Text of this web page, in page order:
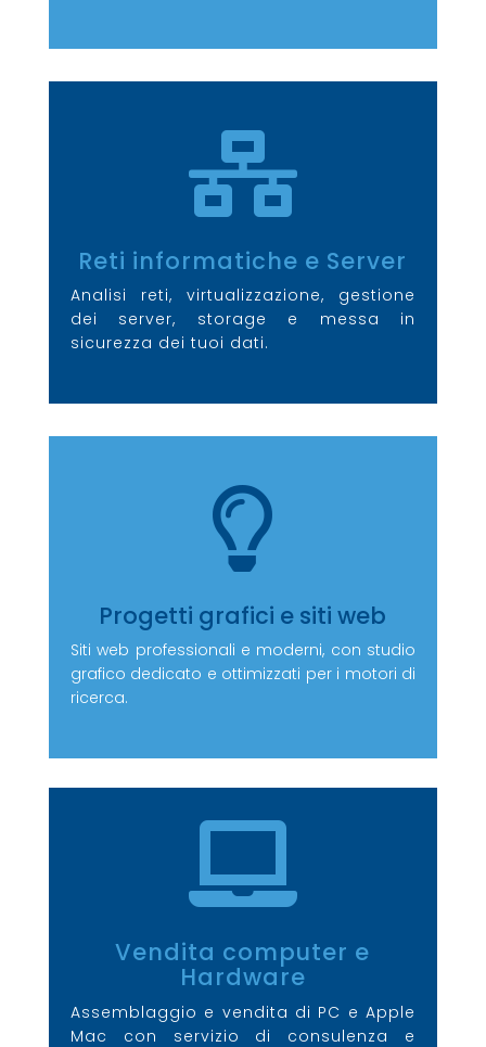

Reti informatiche e Server
Analisi reti, virtualizzazione, gestione
dei server, storage e messa in
sicurezza dei tuoi dati.

Progetti grafici e siti web
Siti web professionali e moderni, con studio
grafico dedicato e ottimizzati per i motori di
ricerca.

Vendita computer e
Hardware
Assemblaggio e vendita di PC e Apple
Mac con servizio di consulenza e